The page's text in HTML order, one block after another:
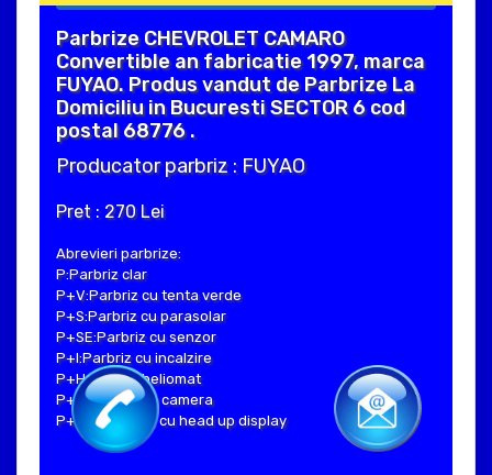
Parbrize CHEVROLET CAMARO
Convertible an fabricatie 1997, marca
FUYAO. Produs vandut de Parbrize La
Domiciliu in Bucuresti SECTOR 6 cod
postal 68776 .
Producator parbriz : FUYAO
Pret : 270 Lei
Abrevieri parbrize:
P:Parbriz clar
P+V:Parbriz cu tenta verde
P+S:Parbriz cu parasolar
P+SE:Parbriz cu senzor
P+I:Parbriz cu incalzire
P+H:Parbriz heliomat
P+C:Parbriz cu camera
P+Hud:Parbriz cu head up display